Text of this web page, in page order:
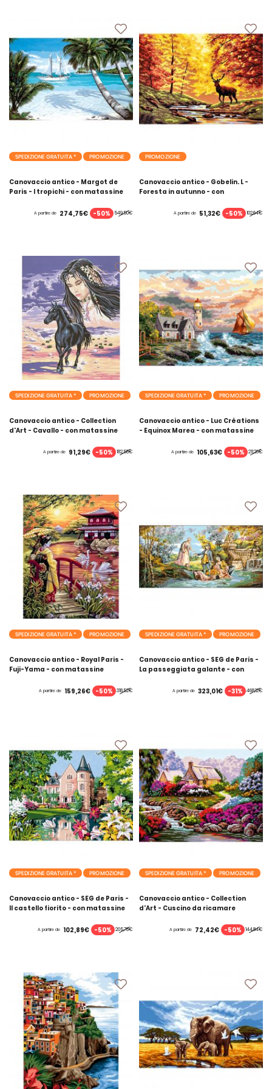
SPEDIZIONE GRATUITA * PROMOZIONE
Canovaccio antico - Margot de
Paris - I tropichi - con matassine
549,50€
A partire de 274,75€ -50%
PROMOZIONE
Canovaccio antico - Gobelin. L -
Foresta in autunno - con
102,64€
A partire de 51,32€ -50%
SPEDIZIONE GRATUITA * PROMOZIONE
Canovaccio antico - Collection
d'Art - Cavallo - con matassine
182,58€
A partire de 91,29€ -50%
SPEDIZIONE GRATUITA * PROMOZIONE
Canovaccio antico - Luc Créations
- Equinox Marea - con matassine
211,26€
A partire de 105,63€ -50%
SPEDIZIONE GRATUITA * PROMOZIONE
Canovaccio antico - Royal Paris -
Fuji-Yama - con matassine
318,52€
A partire de 159,26€ -50%
SPEDIZIONE GRATUITA * PROMOZIONE
Canovaccio antico - SEG de Paris -
La passeggiata galante - con
468,12€
A partire de 323,01€ -31%
SPEDIZIONE GRATUITA * PROMOZIONE
Canovaccio antico - SEG de Paris -
Il castello fiorito - con matassine
205,78€
A partire de 102,89€ -50%
SPEDIZIONE GRATUITA * PROMOZIONE
Canovaccio antico - Collection
d'Art - Cuscino da ricamare
144,84€
A partire de 72,42€ -50%